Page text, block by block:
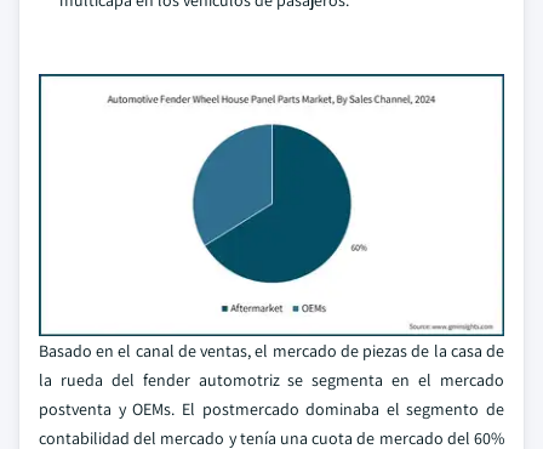
Basado en el canal de ventas, el mercado de piezas de la casa de
la rueda del fender automotriz se segmenta en el mercado
postventa y OEMs. El postmercado dominaba el segmento de
contabilidad del mercado y tenía una cuota de mercado del 60%